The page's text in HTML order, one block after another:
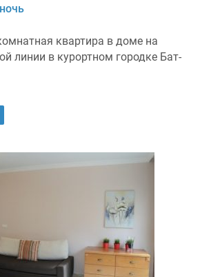
квартира в доме на
линии в курортном городке Бат-